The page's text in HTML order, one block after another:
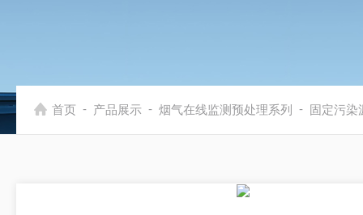
首页 - 产品展示 - 烟气在线监测预处理系列 - 固定污染